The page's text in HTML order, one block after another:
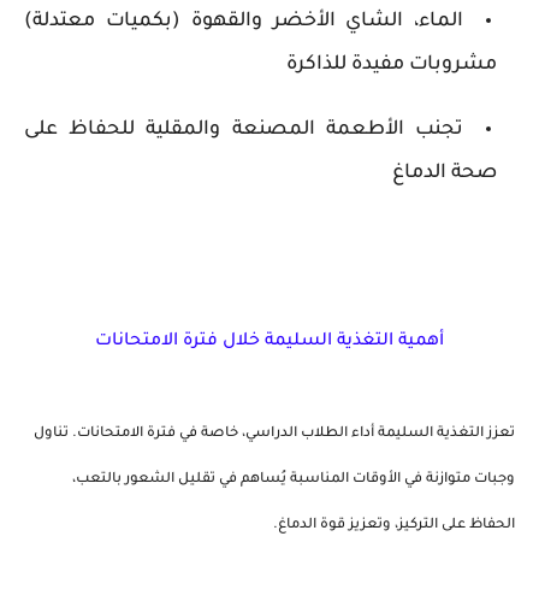
الماء، الشاي الأخضر والقهوة (بكميات معتدلة)
مشروبات مفيدة للذاكرة
تجنب الأطعمة المصنعة والمقلية للحفاظ على
صحة الدماغ
أهمية التغذية السليمة خلال فترة الامتحانات
تعزز التغذية السليمة أداء الطلاب الدراسي، خاصة في فترة الامتحانات. تناول
وجبات متوازنة في الأوقات المناسبة يُساهم في تقليل الشعور بالتعب،
الحفاظ على التركيز، وتعزيز قوة الدماغ.